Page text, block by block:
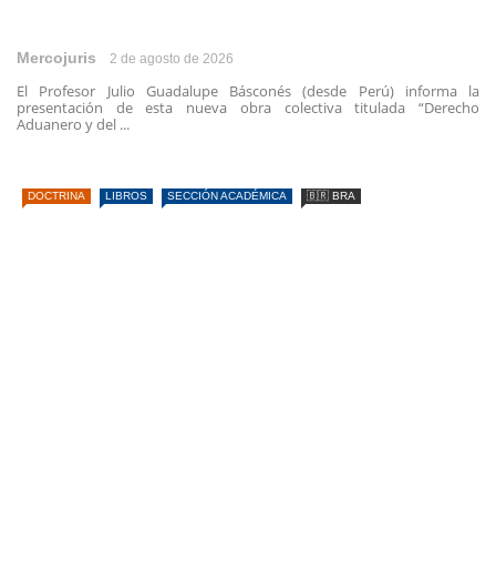
Mercojuris 2 de agosto de 2026
El Profesor Julio Guadalupe Básconés (desde Perú) informa la
presentación de esta nueva obra colectiva titulada “Derecho
Aduanero y del ...
DOCTRINA LIBROS SECCIÓN ACADÉMICA 🇧🇷 BRA